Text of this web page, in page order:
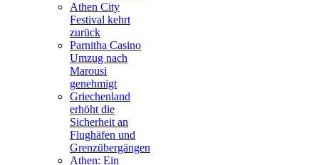
Athen City
Festival kehrt
zurück
Parnitha Casino
Umzug nach
Marousi
genehmigt
Griechenland
erhöht die
Sicherheit an
Flughäfen und
Grenzübergängen
Athen: Ein